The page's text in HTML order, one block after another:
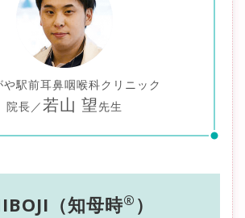
や駅前耳鼻咽喉科クリニック
院長／若山 望 先生
（知母時® ）